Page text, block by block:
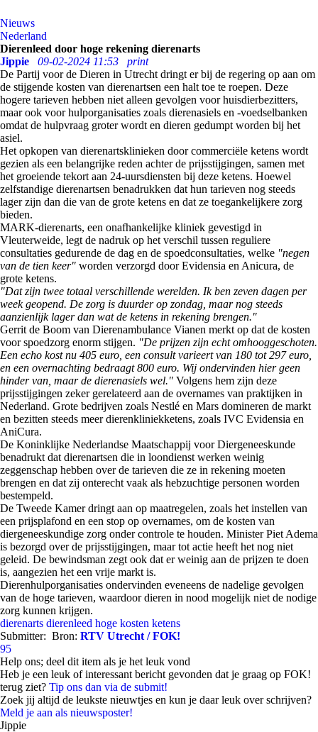
Nieuws
Nederland
Dierenleed door hoge rekening dierenarts
Jippie
09-02-2024 11:53
print
De Partij voor de Dieren in Utrecht dringt er bij de regering op aan om
de stijgende kosten van dierenartsen een halt toe te roepen. Deze
hogere tarieven hebben niet alleen gevolgen voor huisdierbezitters,
maar ook voor hulporganisaties zoals dierenasiels en -voedselbanken
omdat de hulpvraag groter wordt en dieren gedumpt worden bij het
asiel.
Het opkopen van dierenartsklinieken door commerciële ketens wordt
gezien als een belangrijke reden achter de prijsstijgingen, samen met
het groeiende tekort aan 24-uursdiensten bij deze ketens. Hoewel
zelfstandige dierenartsen benadrukken dat hun tarieven nog steeds
lager zijn dan die van de grote ketens en dat ze toegankelijkere zorg
bieden.
MARK-dierenarts, een onafhankelijke kliniek gevestigd in
Vleuterweide, legt de nadruk op het verschil tussen reguliere
consultaties gedurende de dag en de spoedconsultaties, welke "negen
van de tien keer" worden verzorgd door Evidensia en Anicura, de
grote ketens.
"Dat zijn twee totaal verschillende werelden. Ik ben zeven dagen per
week geopend. De zorg is duurder op zondag, maar nog steeds
aanzienlijk lager dan wat de ketens in rekening brengen."
Gerrit de Boom van Dierenambulance Vianen merkt op dat de kosten
voor spoedzorg enorm stijgen. "De prijzen zijn echt omhooggeschoten.
Een echo kost nu 405 euro, een consult varieert van 180 tot 297 euro,
en een overnachting bedraagt 800 euro. Wij ondervinden hier geen
hinder van, maar de dierenasiels wel." Volgens hem zijn deze
prijsstijgingen zeker gerelateerd aan de overnames van praktijken in
Nederland. Grote bedrijven zoals Nestlé en Mars domineren de markt
en bezitten steeds meer dierenkliniekketens, zoals IVC Evidensia en
AniCura.
De Koninklijke Nederlandse Maatschappij voor Diergeneeskunde
benadrukt dat dierenartsen die in loondienst werken weinig
zeggenschap hebben over de tarieven die ze in rekening moeten
brengen en dat zij onterecht vaak als hebzuchtige personen worden
bestempeld.
De Tweede Kamer dringt aan op maatregelen, zoals het instellen van
een prijsplafond en een stop op overnames, om de kosten van
diergeneeskundige zorg onder controle te houden. Minister Piet Adema
is bezorgd over de prijsstijgingen, maar tot actie heeft het nog niet
geleid. De bewindsman zegt ook dat er weinig aan de prijzen te doen
is, aangezien het een vrije markt is.
Dierenhulporganisaties ondervinden eveneens de nadelige gevolgen
van de hoge tarieven, waardoor dieren in nood mogelijk niet de nodige
zorg kunnen krijgen.
dierenarts dierenleed hoge kosten ketens
Submitter: Bron: RTV Utrecht / FOK!
95
Help ons; deel dit item als je het leuk vond
Heb je een leuk of interessant bericht gevonden dat je graag op FOK!
terug ziet? Tip ons dan via de submit!
Zoek jij altijd de leukste nieuwtjes en kun je daar leuk over schrijven?
Meld je aan als nieuwsposter!
Jippie